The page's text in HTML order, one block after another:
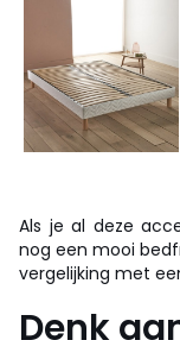
Als je al deze
nog een mooi
vergelijking met
Denk